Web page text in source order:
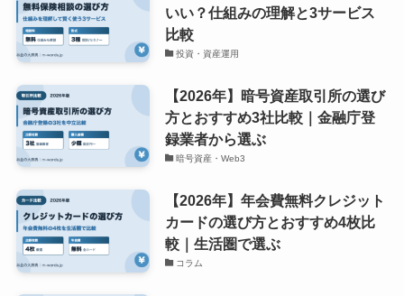
いい？仕組みの理解と3サービス
比較
投資・資産運用
【2026年】暗号資産取引所の選び
方とおすすめ3社比較｜金融庁登
録業者から選ぶ
暗号資産・Web3
【2026年】年会費無料クレジット
カードの選び方とおすすめ4枚比
較｜生活圏で選ぶ
コラム